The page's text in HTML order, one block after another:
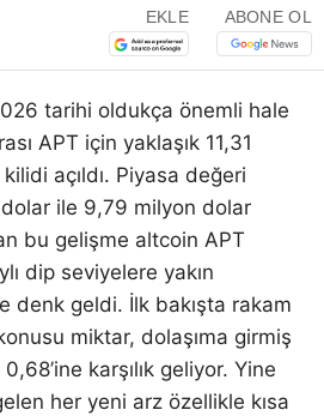
EKLE ABONE OL
tarihi oldukça önemli hale
APT için yaklaşık 11,31
açıldı. Piyasa değeri
ile 9,79 milyon dolar
bu gelişme altcoin APT
dip seviyelere yakın
denk geldi. İlk bakışta rakam
miktar, dolaşıma girmiş
karşılık geliyor. Yine
her yeni arz özellikle kısa